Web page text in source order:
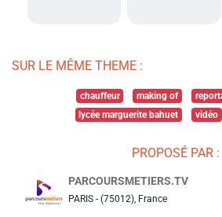
SUR LE MÊME THEME :
chauffeur making of
lycée marguerite bahuet
vidéo
PROPOSÉ PAR :
PARCOURSMETIERS.TV
PARIS - (75012), France